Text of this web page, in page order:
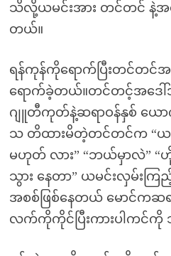
သိလို့ယမင်းအား တင်တင် နဲ့
တယ်။
ရန်ကုန်ကိုရောက်ပြီးတင်တင်
ရောက်ခဲ့တယ်။တင်တင့်အဒေ
ဂျူတီကုတ်နဲ့ဆရာဝန်နှစ် ယေ
သ တိထားမိတဲ့တင်တင်က “ယ
မဟုတ် လား” “ဘယ်မှာလဲ” “
သွား နေတာ” ယမင်းလှမ်းက
အစစ်ဖြစ်နေတယ် မောင်ကဆ
လက်ကိုကိုင်ပြီးကားပါကင်ကို